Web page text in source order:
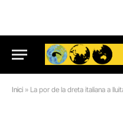
Inici » La por de la dreta italiana a